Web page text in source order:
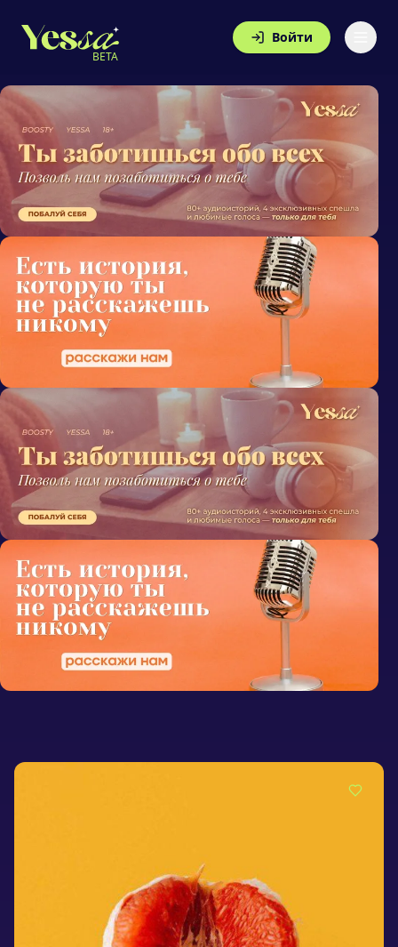
BETA
Войти